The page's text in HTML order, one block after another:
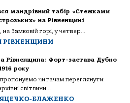
мандрівний табір «Стежками
на Рівненщині
Замковій горі, у четвер...
РІВНЕНЩИНИ
Рівненщина: Форт-застава Дубно
року
читачам переглянути
світлини...
ЯЦЕЧКО-БЛАЖЕНКО